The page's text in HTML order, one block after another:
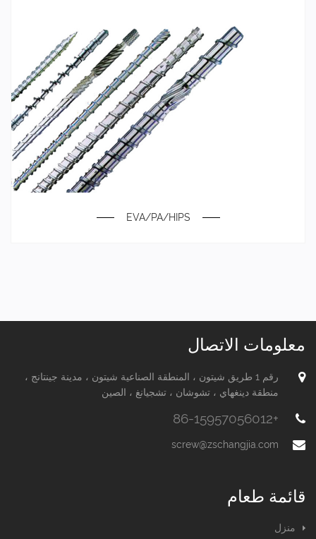
EVA/PA/HIPS
معلومات الاتصال
رقم 1 طريق شيتون ، المنطقة الصناعية شيتون ، مدينة جينتانج ،
منطقة دينغهاي ، تشوشان ، تشجيانغ ، الصين
+86-15957056012
screw@zschangjia.com
قائمة طعام
منزل